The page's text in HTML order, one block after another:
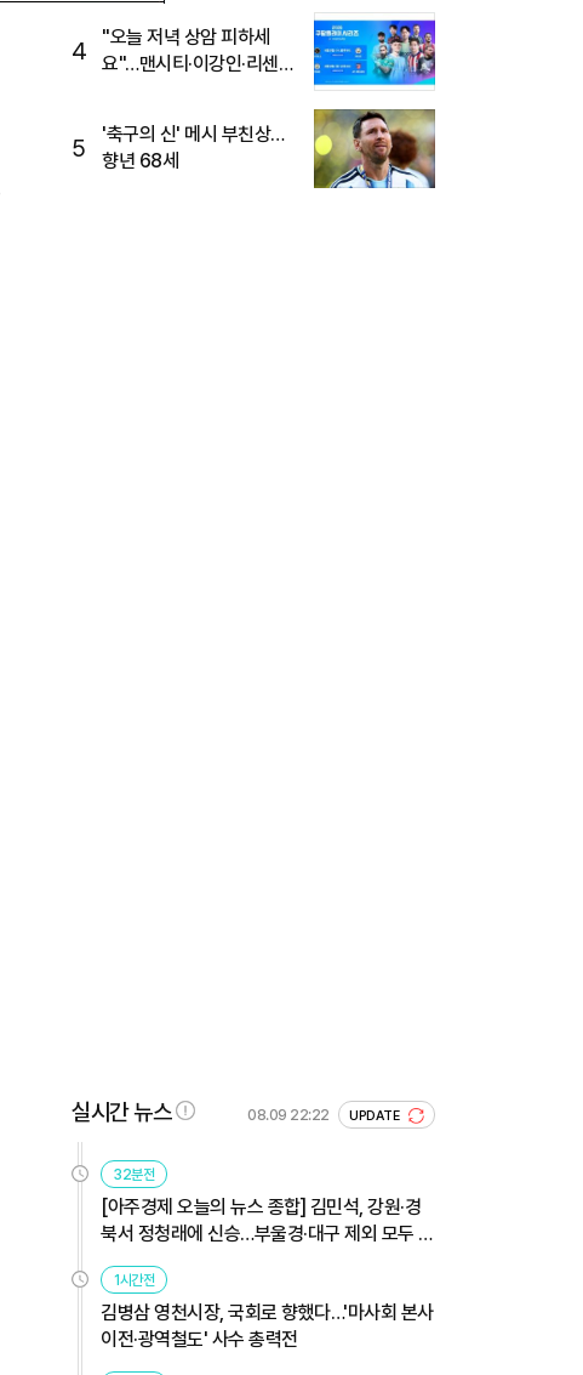
4
"오늘 저녁 상암 피하세
요"…맨시티·이강인·리센느
5
'축구의 신' 메시 부친상…
향년 68세
실시간 뉴스 08.09 22:22 UPDATE
32분전
[아주경제 오늘의 뉴스 종합] 김민석, 강원·경
북서 정청래에 신승…부울경·대구 제외 모두 웃
었다 外
1시간전
김병삼 영천시장, 국회로 향했다…'마사회 본사
이전·광역철도' 사수 총력전